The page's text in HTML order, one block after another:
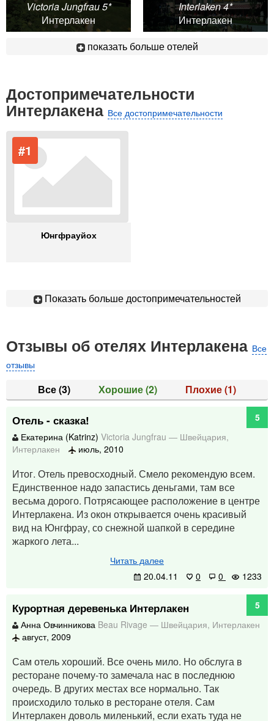
Victoria Jungfrau 5*
Интерлакен
Interlaken 4*
Интерлакен
показать больше отелей
Достопримечательности
Интерлакена Все достопримечательности
#1
Юнгфрауйох
Показать больше достопримечательностей
Отзывы об отелях Интерлакена Все
отзывы
Все(3) Хорошие(2) Плохие(1)
Отель - сказка!
5
Екатерина (Katrinz) Victoria Jungfrau — Швейцария,
Интерлакен
июль, 2010
Итог. Отель превосходный. Смело рекомендую всем.
Единственное надо запастись деньгами, там все
весьма дорого. Потрясающее расположение в центре
Интерлакена. Из окон открывается очень красивый
вид на Юнгфрау, со снежной шапкой в середине
жаркого лета...
Читать далее
20.04.11
0 0 1233
Курортная деревенька Интерлакен
5
Анна Овчинникова Beau Rivage — Швейцария, Интерлакен
август, 2009
Сам отель хороший. Все очень мило. Но обслуга в
ресторане почему-то замечала нас в последнюю
очередь. В других местах все нормально. Так
происходило только в ресторане отеля. Сам
Интерлакен доволь миленький, если ехать туда не